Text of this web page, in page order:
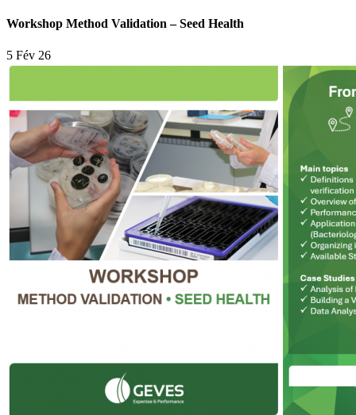
Workshop Method Validation – Seed Health
5 Fév 26